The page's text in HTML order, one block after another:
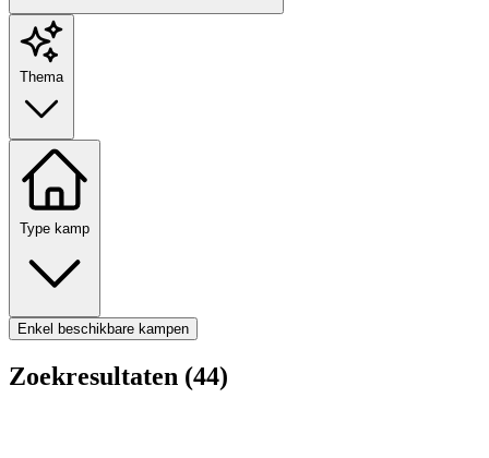
Thema
Type kamp
Enkel beschikbare kampen
Zoekresultaten (44)